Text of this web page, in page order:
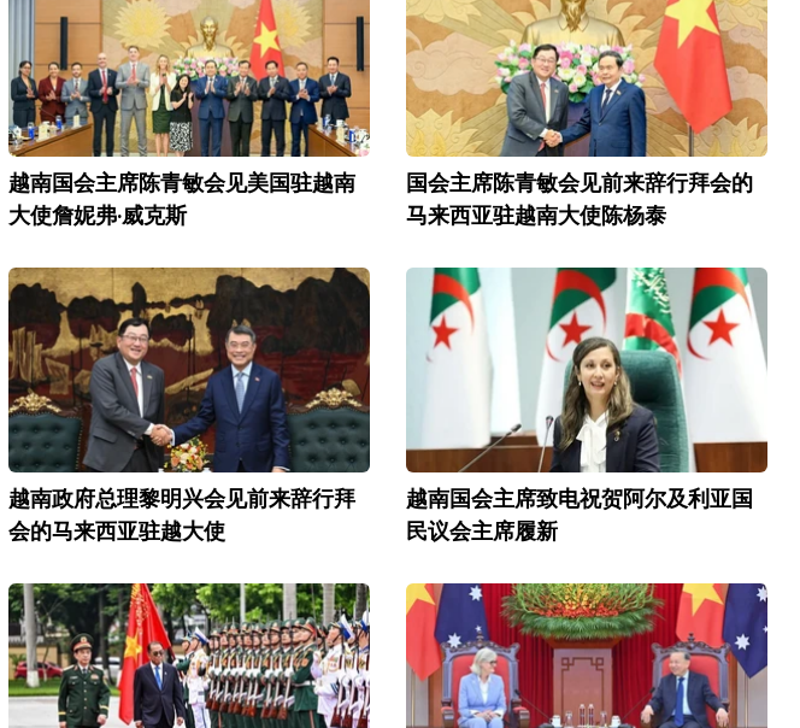
越南国会主席陈青敏会见美国驻越南
大使詹妮弗·威克斯
国会主席陈青敏会见前来辞行拜会的
马来西亚驻越南大使陈杨泰
越南政府总理黎明兴会见前来辞行拜
会的马来西亚驻越大使
越南国会主席致电祝贺阿尔及利亚国
民议会主席履新